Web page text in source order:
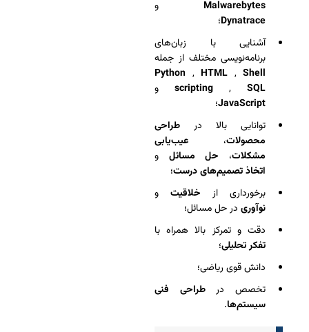
Malwarebytes و
Dynatrace؛
آشنایی با زبان‌های
برنامه‌نویسی مختلف از جمله
Python , HTML , Shell
scripting , SQL
و
JavaScript؛
توانایی بالا در طراحی
محصولات، عیب‌یابی
مشکلات، حل مسائل و
اتخاذ تصمیم‌های درست؛
برخورداری از خلاقیت و
نوآوری در حل مسائل؛
دقت و تمرکز بالا همراه با
تفکر تحلیلی؛
دانش قوی ریاضی؛
تخصص درطراحی فنی
سیستم‌ها.